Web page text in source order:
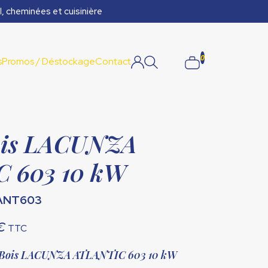
cheminées et cuisinière
Promos / DéstockageContact 0
LACUNZA
603 10 kW
Le
actuel
TTC
LACUNZA ATLANTIC 603 10 kW